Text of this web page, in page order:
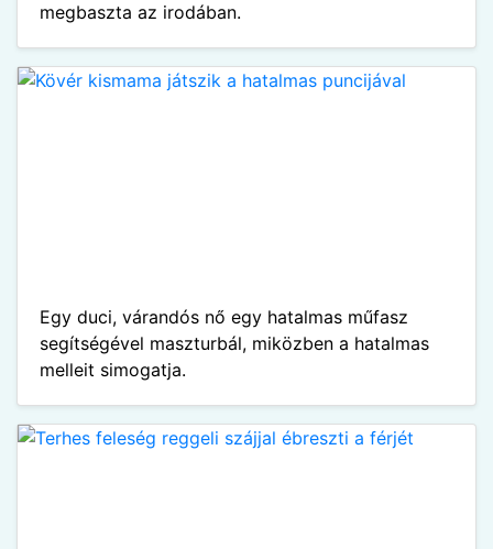
megbaszta az irodában.
Egy duci, várandós nő egy hatalmas műfasz
segítségével maszturbál, miközben a hatalmas
melleit simogatja.